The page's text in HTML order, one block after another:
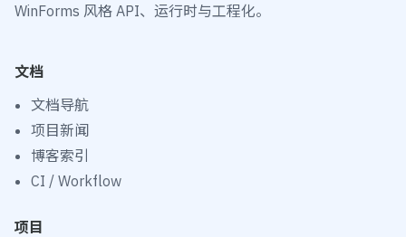
WinForms 风格 API、运行时与工程化。
文档
文档导航
项目新闻
博客索引
CI / Workflow
项目